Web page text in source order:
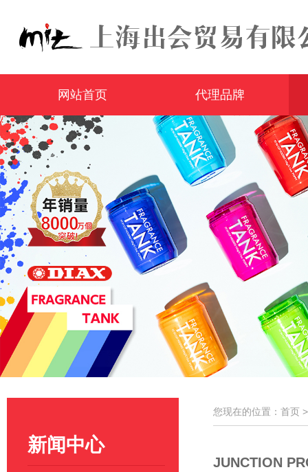
网站首页 代理品牌
新闻中心
您现在的位置：首页
JUNCTION